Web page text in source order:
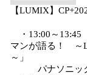
【LUMIX】
・13:00～13:45
マンが語る！ ～
～」
パナソニック